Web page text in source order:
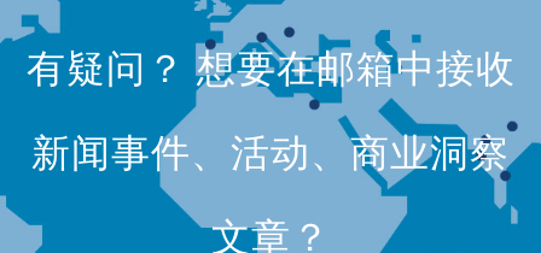
有疑问？ 想要在邮箱中接收
新闻事件、活动、商业洞察
文章？